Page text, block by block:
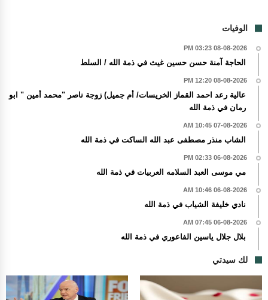
الوفيات
08-08-2026 03:23 PM
الحاجة آمنة حسن حسين غيث في ذمة الله / السلط
08-08-2026 12:20 PM
عالية رعد احمد القماز الخريسات/ أم جميل) زوجة ناصر "محمد أمين " ابو
رمان في ذمة الله
07-08-2026 10:45 AM
الشاب منذر مصطفى عبد الله الساكت في ذمة الله
06-08-2026 02:33 PM
مي موسى العبد السلامه العربيات في ذمة الله
06-08-2026 10:46 AM
نادي خليفة الشياب في ذمة الله
06-08-2026 07:45 AM
بلال جلال ياسين الفاعوري في ذمة الله
لك سيدتي